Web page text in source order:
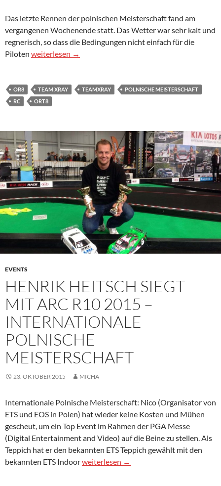
Das letzte Rennen der polnischen Meisterschaft fand am
vergangenen Wochenende statt. Das Wetter war sehr kalt und
regnerisch, so dass die Bedingungen nicht einfach für die
Piloten Polnische Meisterschaft im Offroad entschieden
weiterlesen →
OR8 TEAM XRAY TEAMXRAY
POLNISCHE MEISTERSCHAFT
RC
ORT8
EVENTS
HENRIK HEITSCH SIEGT
MIT ARC R10 2015 –
INTERNATIONALE
POLNISCHE
MEISTERSCHAFT
23. OKTOBER 2015 MICHA
Internationale Polnische Meisterschaft: Nico (Organisator von
ETS und EOS in Polen) hat wieder keine Kosten und Mühen
gescheut, um ein Top Event im Rahmen der PGA Messe
(Digital Entertainment and Video) auf die Beine zu stellen. Als
Teppich hat er den bekannten ETS Teppich gewählt mit den
bekannten ETS IndoorHenrik Heitsch siegt mit ARC R10 2015
weiterlesen →